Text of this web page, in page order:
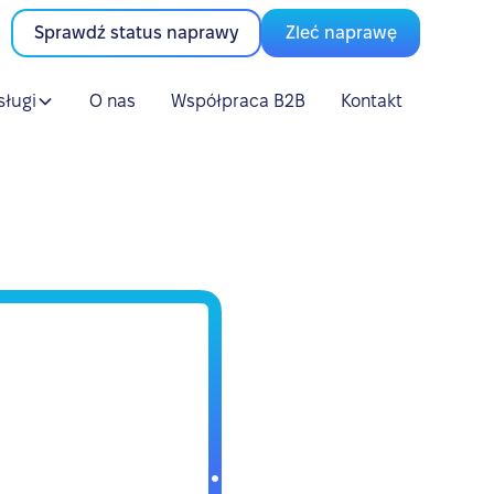
Sprawdź status naprawy Zleć naprawę
O nas Współpraca B2B Kontakt